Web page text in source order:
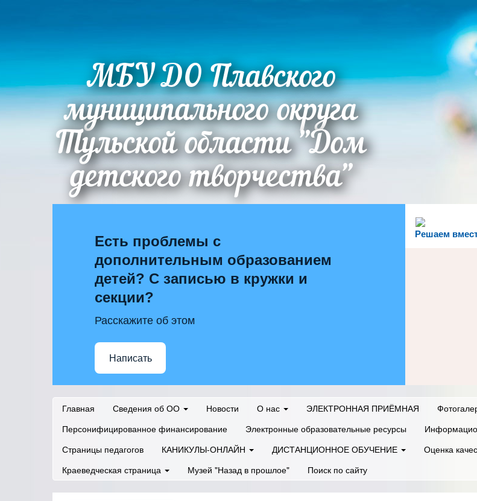
МБУ ДО Плавского
муниципального округа
Тульской области "Дом
детского творчества"
Решаем
Есть проблемы с
дополнительным образованием
детей? С записью в кружки и
секции?
Расскажите об этом
Написать
Главная Сведения об ОО Новости О нас ЭЛЕКТРОННАЯ ПРИЁМНАЯ
Персонифицированное финансирование
Электронные образовательные ресурсы
Страницы педагогов
КАНИКУЛЫ-ОНЛАЙН ДИСТАНЦИОННОЕ ОБУЧЕНИЕ Оценка
Краеведческая страница
Музей "Назад в прошлое" Поиск по сайту